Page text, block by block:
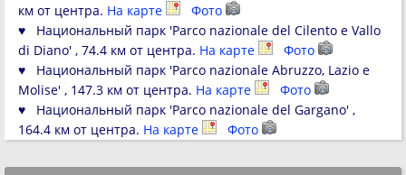
км от центра. На карте
Фото
♥ Национальный парк 'Parco nazionale del Cilento e Vallo
di Diano' , 74.4 км от центра. На карте
Фото
♥ Национальный парк 'Parco nazionale Abruzzo, Lazio e
Molise' , 147.3 км от центра. На карте
Фото
♥ Национальный парк 'Parco nazionale del Gargano' ,
164.4 км от центра. На карте Фото